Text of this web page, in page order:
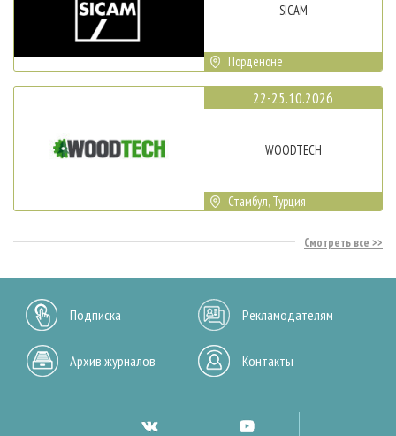
SICAM
Порденоне
22-25.10.2026
WOODTECH
Стамбул, Турция
Смотреть все
Подписка Рекламодателям
Архив журналов Контакты